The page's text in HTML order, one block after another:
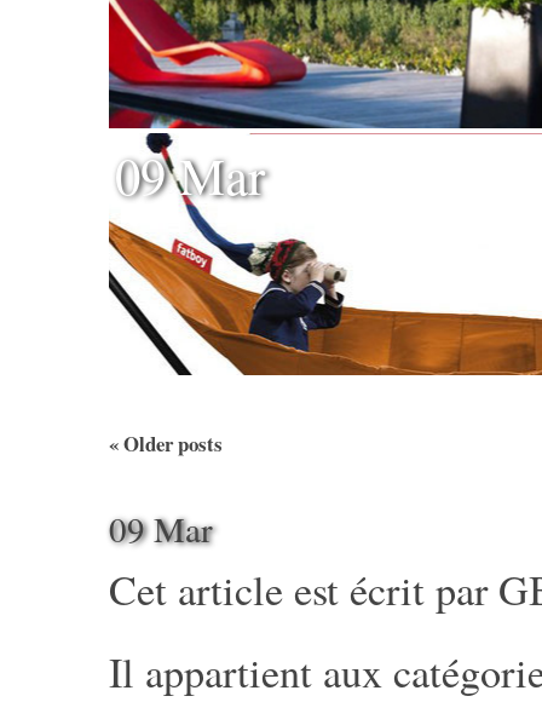
09 Mar
«Older posts
09 Mar
Cet article est écrit par
Il appartient aux